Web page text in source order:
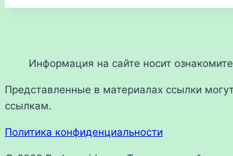
Информация на сайте носит
Представленные в материалах ссылки
ссылкам.
Политика конфиденциальности